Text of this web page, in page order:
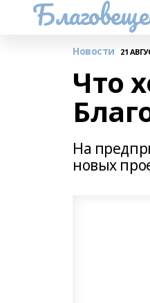
Новости 21
Что
На
новых